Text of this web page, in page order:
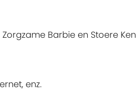
Barbie en Stoere Ken
enz.